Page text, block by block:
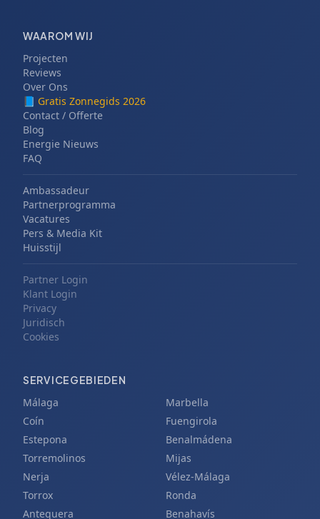
WAAROM WIJ
Projecten
Reviews
Over Ons
📘 Gratis Zonnegids 2026
Contact / Offerte
Blog
Energie Nieuws
FAQ
Ambassadeur
Partnerprogramma
Vacatures
Pers & Media Kit
Huisstijl
Partner Login
Klant Login
Privacy
Juridisch
Cookies
SERVICEGEBIEDEN
Málaga
Marbella
Coín
Fuengirola
Estepona
Benalmádena
Torremolinos
Mijas
Nerja
Vélez-Málaga
Torrox
Ronda
Antequera
Benahavís